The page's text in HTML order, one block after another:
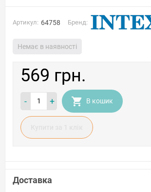
Артикул: 64758 Бренд:
Немає в наявності
569 грн.
- + В кошик
Доставка